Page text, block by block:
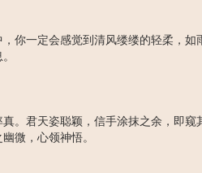
你一定会感觉到清风缕缕的轻柔，如
。君天姿聪颖，信手涂抹之余，即窥
微，心领神悟。